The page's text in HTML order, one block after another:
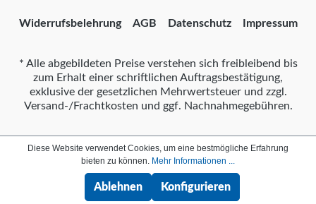
Widerrufsbelehrung AGB Datenschutz Impressum
* Alle abgebildeten Preise verstehen sich freibleibend bis
zum Erhalt einer schriftlichen Auftragsbestätigung,
exklusive der gesetzlichen Mehrwertsteuer und zzgl.
Versand-/Frachtkosten und ggf. Nachnahmegebühren.
Diese Website verwendet Cookies, um eine bestmögliche Erfahrung
bieten zu können. Mehr Informationen ...
Ablehnen Konfigurieren